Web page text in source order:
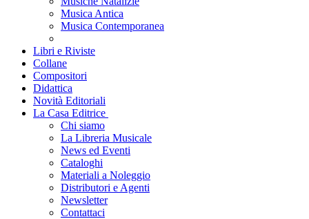
Musica Antica
Musica Contemporanea
Libri e Riviste
Collane
Compositori
Didattica
Novità Editoriali
La Casa Editrice
Chi siamo
La Libreria Musicale
News ed Eventi
Cataloghi
Materiali a Noleggio
Distributori e Agenti
Newsletter
Contattaci